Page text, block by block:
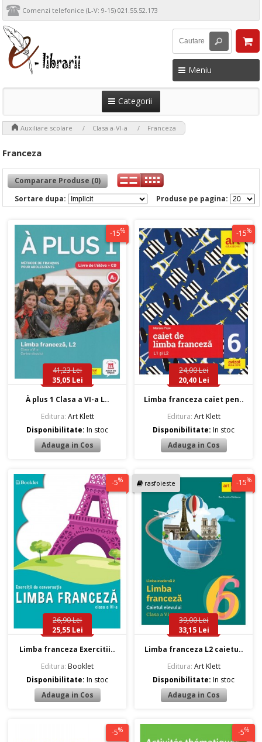
Comenzi telefonice (L-V: 9-15) 021.55.52.173
Meniu
Categorii
Auxiliare scolare Clasa a-VI-a Franceza
Franceza
Comparare Produse (0)
Produse pe pagina:
Sortare dupa:
-15%
41,23 Lei
35,05 Lei
À plus 1 Clasa a VI-a L..
Editura: Art Klett
Disponibilitate:In stoc
-15%
24,00 Lei
20,40 Lei
Limba franceza caiet pen..
Editura: Art Klett
Disponibilitate:In stoc
-5%
26,90 Lei
25,55 Lei
Limba franceza Exercitii..
Editura: Booklet
Disponibilitate:In stoc
rasfoieste -15%
39,00 Lei
33,15 Lei
Limba franceza L2 caietu..
Editura: Art Klett
Disponibilitate:In stoc
-5% -5%